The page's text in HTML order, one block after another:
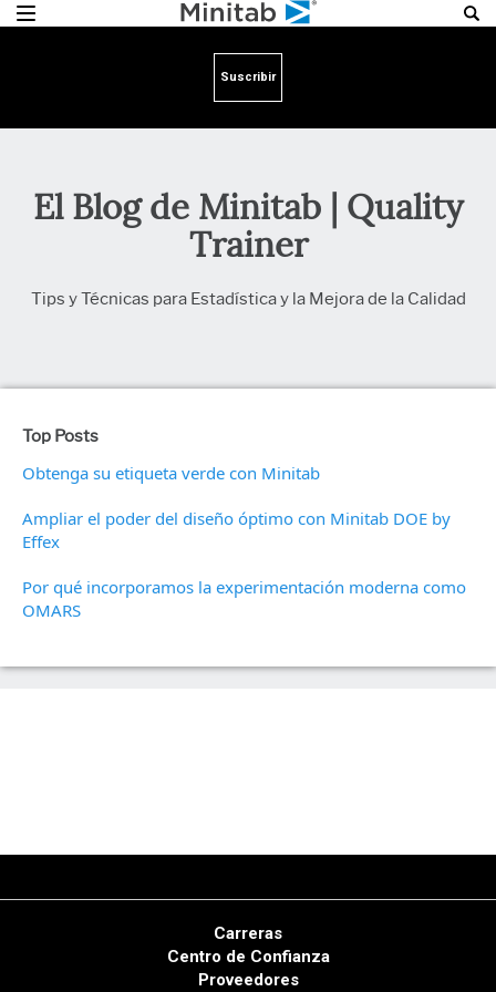
Suscribir
El Blog de Minitab | Quality
Trainer
Tips y Técnicas para Estadística y la Mejora de la Calidad
Top Posts
Obtenga su etiqueta verde con Minitab
Ampliar el poder del diseño óptimo con Minitab DOE by
Effex
Por qué incorporamos la experimentación moderna como
OMARS
Carreras
Centro de Confianza
Proveedores